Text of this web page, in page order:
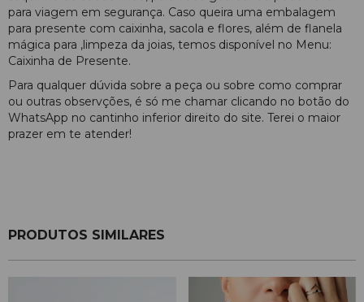
para viagem em segurança. Caso queira uma embalagem
para presente com caixinha, sacola e flores, além de flanela
mágica para ,limpeza da joias, temos disponível no Menu:
Caixinha de Presente.
Para qualquer dúvida sobre a peça ou sobre como comprar
ou outras observções, é só me chamar clicando no botão do
WhatsApp no cantinho inferior direito do site. Terei o maior
prazer em te atender!
PRODUTOS SIMILARES